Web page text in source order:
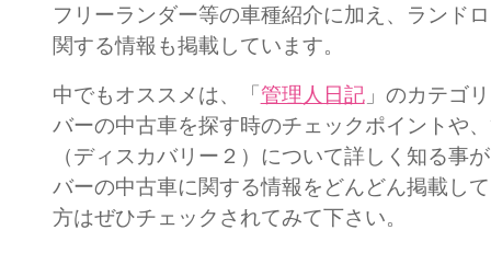
フリーランダー等の車種紹介に加え、ランド
関する情報も掲載しています。
中でもオススメは、「管理人日記」のカテゴ
バーの中古車を探す時のチェックポイントや
（ディスカバリー２）について詳しく知る事
バーの中古車に関する情報をどんどん掲載し
方はぜひチェックされてみて下さい。